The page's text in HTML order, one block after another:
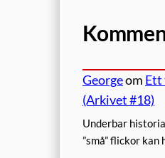
Georgeom Ett
(Arkivet #18)
Underbar
”små” flickor kan